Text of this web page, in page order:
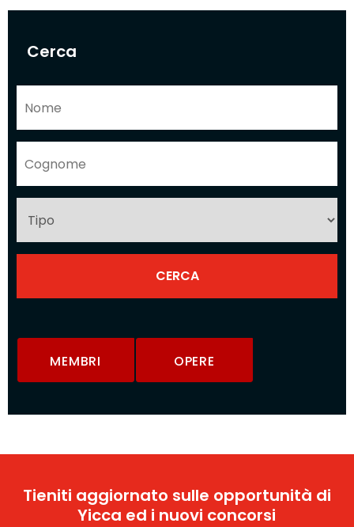
Cerca
MEMBRI OPERE
Tieniti aggiornato sulle opportunità di
Yicca ed i nuovi concorsi